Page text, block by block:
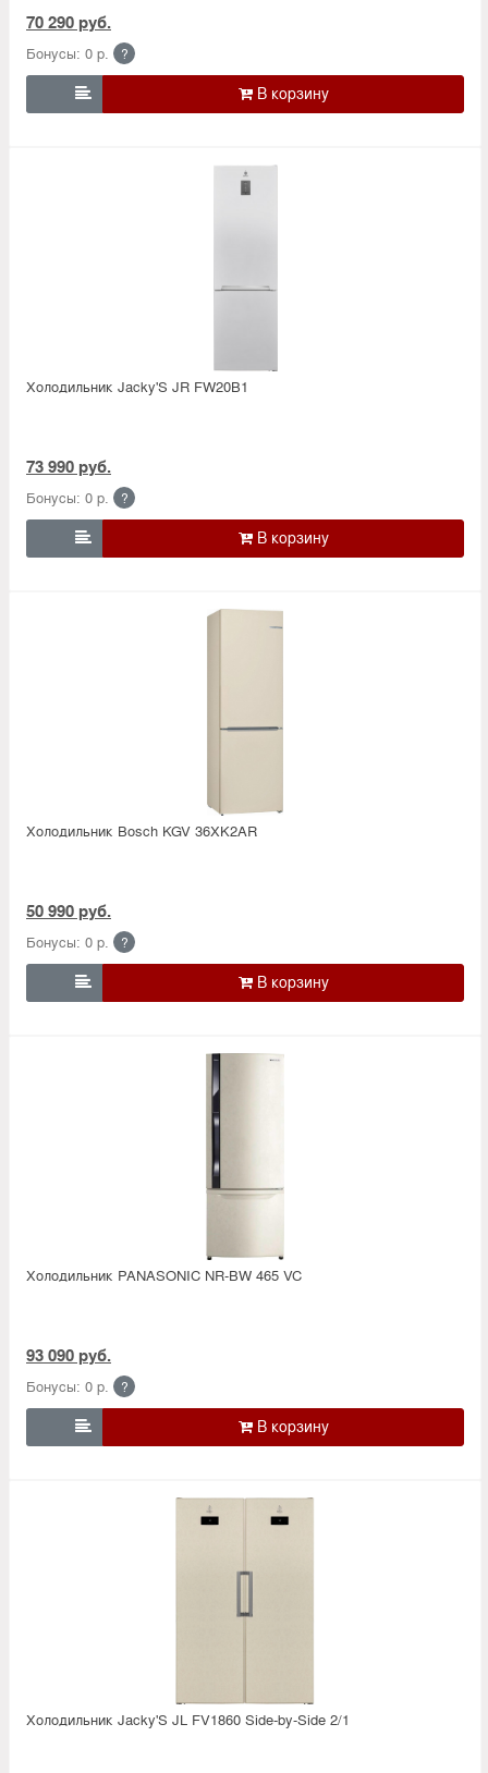
70 290 руб.
Бонусы: 0 р. ?

Холодильник Jacky'S JR FW20B1
73 990 руб.
Бонусы: 0 р. ?

Холодильник Bosсh KGV 36XK2AR
50 990 руб.
Бонусы: 0 р. ?

Холодильник PANASONIC NR-BW 465 VC
93 090 руб.
Бонусы: 0 р. ?

Холодильник Jacky'S JL FV1860 Side-by-Side 2/1